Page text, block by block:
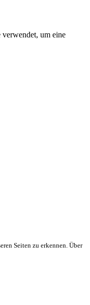
um eine
Seiten zu erkennen. Über